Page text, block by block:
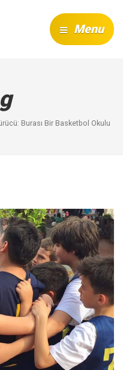
Menu
Burası Bir Basketbol Okulu